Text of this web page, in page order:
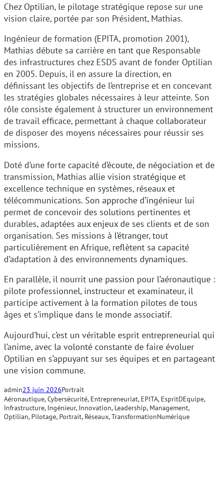
Chez Optilian, le pilotage stratégique repose sur une
vision claire, portée par son Président, Mathias.
Ingénieur de formation (EPITA, promotion 2001),
Mathias débute sa carrière en tant que Responsable
des infrastructures chez ESDS avant de fonder Optilian
en 2005. Depuis, il en assure la direction, en
définissant les objectifs de l’entreprise et en concevant
les stratégies globales nécessaires à leur atteinte. Son
rôle consiste également à structurer un environnement
de travail efficace, permettant à chaque collaborateur
de disposer des moyens nécessaires pour réussir ses
missions.
Doté d’une forte capacité d’écoute, de négociation et de
transmission, Mathias allie vision stratégique et
excellence technique en systèmes, réseaux et
télécommunications. Son approche d’ingénieur lui
permet de concevoir des solutions pertinentes et
durables, adaptées aux enjeux de ses clients et de son
organisation. Ses missions à l’étranger, tout
particulièrement en Afrique, reflètent sa capacité
d’adaptation à des environnements dynamiques.
En parallèle, il nourrit une passion pour l’aéronautique :
pilote professionnel, instructeur et examinateur, il
participe activement à la formation pilotes de tous
âges et s’implique dans le monde associatif.
Aujourd’hui, c’est un véritable esprit entrepreneurial qui
l’anime, avec la volonté constante de faire évoluer
Optilian en s’appuyant sur ses équipes et en partageant
une vision commune.
admin23 juin 2026Portrait
Aéronautique, Cybersécurité, Entrepreneuriat, EPITA, EspritDEquipe,
Infrastructure, Ingénieur, Innovation, Leadership, Management,
Optilian, Pilotage, Portrait, Réseaux, TransformationNumérique